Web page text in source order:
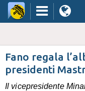
Fano regala
presidenti
Il vicepresidente